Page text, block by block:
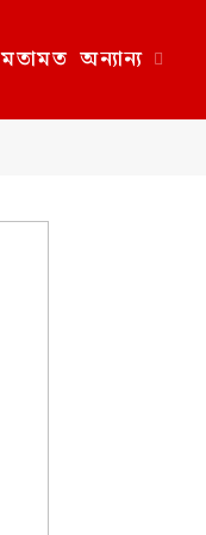
মতামত অন্যান্য